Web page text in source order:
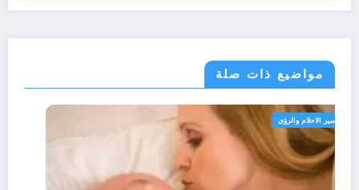
مواضيع ذات صلة
تفسير الاحلام والرؤى